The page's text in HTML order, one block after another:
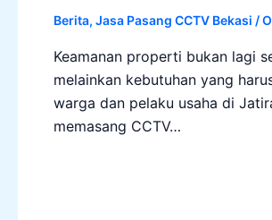
Berita, Jasa Pasang CCTV Bekasi /
Keamanan properti bukan lagi
melainkan kebutuhan yang
warga dan pelaku usaha di
memasang CCTV…